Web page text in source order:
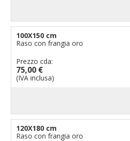
100X150 cm
Raso con frangia oro
Prezzo cda:
75,00 €
(IVA inclusa)
120X180 cm
Raso con frangia oro